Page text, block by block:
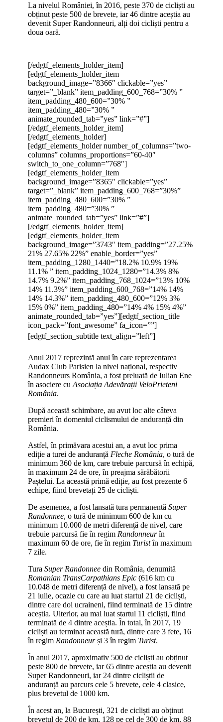
La nivelul României, în 2016, peste 370 de cicliști au
obținut peste 500 de brevete, iar 46 dintre aceștia au
devenit Super Randonneuri, alți doi cicliști pentru a
doua oară.
[/edgtf_elements_holder_item]
[edgtf_elements_holder_item
background_image=”8366″ clickable=”yes”
target=”_blank” item_padding_600_768=”30% ”
item_padding_480_600=”30% ”
item_padding_480=”30% ”
animate_rounded_tab=”yes” link=”#”]
[/edgtf_elements_holder_item]
[/edgtf_elements_holder]
[edgtf_elements_holder number_of_columns=”two-
columns” columns_proportions=”60-40″
switch_to_one_column=”768″]
[edgtf_elements_holder_item
background_image=”8365″ clickable=”yes”
target=”_blank” item_padding_600_768=”30%”
item_padding_480_600=”30% ”
item_padding_480=”30% ”
animate_rounded_tab=”yes” link=”#”]
[/edgtf_elements_holder_item]
[edgtf_elements_holder_item
background_image=”3743″ item_padding=”27.25%
21% 27.65% 22%” enable_border=”yes”
item_padding_1280_1440=”18.2% 10.9% 19%
11.1% ” item_padding_1024_1280=”14.3% 8%
14.7% 9.2%” item_padding_768_1024=”13% 10%
14% 11.3%” item_padding_600_768=”14% 14%
14% 14.3%” item_padding_480_600=”12% 3%
15% 0%” item_padding_480=”14% 4% 15% 4%”
animate_rounded_tab=”yes”][edgtf_section_title
icon_pack=”font_awesome” fa_icon=””]
[edgtf_section_subtitle text_align=”left”]
Anul 2017 reprezintă anul în care reprezentarea
Audax Club Parisien la nivel național, respectiv
Randonneurs România, a fost preluată de Iulian Ene
în asociere cu Asociația Adevărații VeloPrieteni
România.
După această schimbare, au avut loc alte câteva
premieri în domeniul ciclismului de anduranță din
România.
Astfel, în primăvara acestui an, a avut loc prima
ediție a turei de anduranță Fleche România, o tură de
minimum 360 de km, care trebuie parcursă în echipă,
în maximum 24 de ore, în preajma sărăbătorii
Paștelui. La această primă ediție, au fost prezente 6
echipe, fiind brevetați 25 de cicliști.
De asemenea, a fost lansată tura permanentă Super
Randonnee, o tură de minimum 600 de km cu
minimum 10.000 de metri diferență de nivel, care
trebuie parcursă fie în regim Randonneurîn
maximum 60 de ore, fie în regim Turistîn maximum
7 zile.
Tura Super Randonnee din România, denumită
Romanian TransCarpathians Epic (616 km cu
10.048 de metri diferență de nivel), a fost lansată pe
21 iulie, ocazie cu care au luat startul 21 de cicliști,
dintre care doi ucraineni, fiind terminată de 15 dintre
aceștia. Ulterior, au mai luat startul 11 cicliști, fiind
terminată de 4 dintre aceștia. În total, în 2017, 19
cicliști au terminat această tură, dintre care 3 fete, 16
în regim Randonneurși 3 în regim Turist.
În anul 2017, aproximativ 500 de cicliști au obținut
peste 800 de brevete, iar 65 dintre aceștia au devenit
Super Randonneuri, iar 24 dintre cicliștii de
anduranță au parcurs cele 5 brevete, cele 4 clasice,
plus brevetul de 1000 km.
În acest an, la București, 321 de cicliști au obținut
brevetul de 200 de km, 128 pe cel de 300 de km, 88